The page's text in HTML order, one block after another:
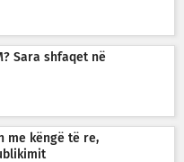
Sara shfaqet në
me këngë të re,